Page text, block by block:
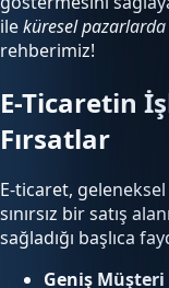
ileküresel pazarlarda
rehberimiz!
E-Ticaretin
Fırsatlar
E-ticaret,
sınırsız bir satış
sağladığı başlıca
Geniş Müşteri